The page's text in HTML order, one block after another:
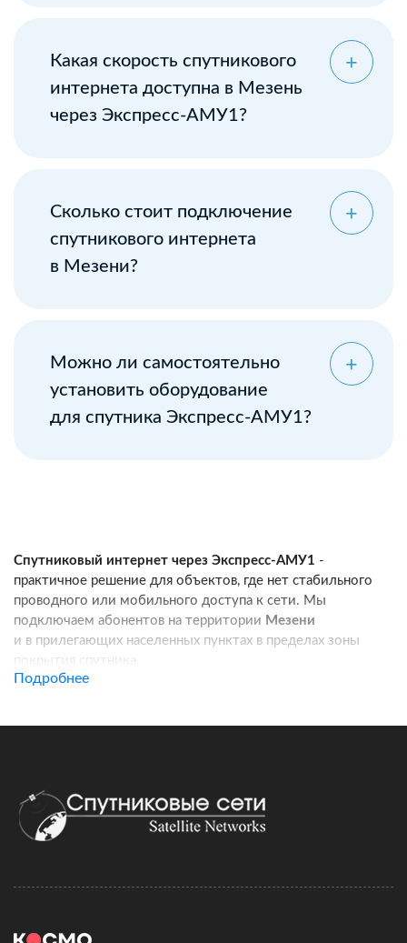
Какая скорость спутникового
интернета доступна в Мезень
через Экспресс-АМУ1?
Сколько стоит подключение
спутникового интернета
в Мезени?
Можно ли самостоятельно
установить оборудование
для спутника Экспресс-АМУ1?
Спутниковый интернет через Экспресс-АМУ1 -
практичное решение для объектов, где нет стабильного
проводного или мобильного доступа к сети. Мы
подключаем абонентов на территории Мезени
и в прилегающих населенных пунктах в пределах зоны
покрытия спутника.
стабильный доступ в интернет для работы, связи
и онлайн-сервисов.
договора и активацию тарифа. Монтаж можно выполнить
Подробнее